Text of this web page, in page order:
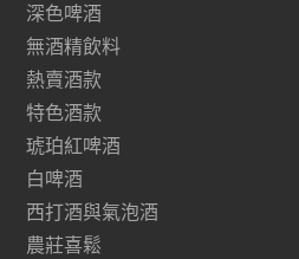
深色啤酒
無酒精飲料
熱賣酒款
特色酒款
琥珀紅啤酒
白啤酒
西打酒與氣泡酒
農莊喜鬆